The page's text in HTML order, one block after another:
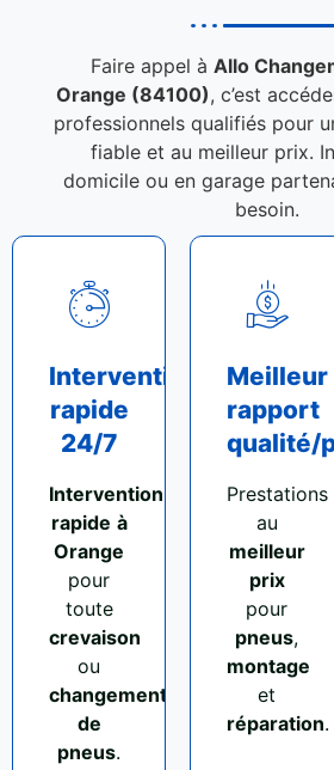
Faire appel à Allo
Orange (84100), c’est
professionnels qualifiés pour
fiable et au meilleur prix.
domicile ou en garage
besoin.
Intervention
rapide
24/7
Intervention
rapide à
Orange
pour
toute
crevaison
ou
changement
de
pneus.
Meilleur
rapport
qualité/
Prestations
au
meilleur
prix
pour
pneus,
montage
et
réparation.